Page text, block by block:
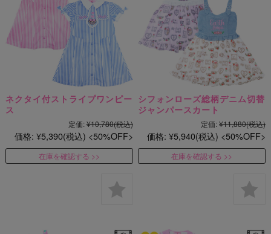
ネクタイ付ストライプワンピー
ス
定価:¥10,780(税込)
価格: ¥5,390(税込) 50%OFF
在庫を確認する
シフォンローズ総柄デニム切替
ジャンパースカート
定価:¥11,880(税込)
価格: ¥5,940(税込) 50%OFF
在庫を確認する